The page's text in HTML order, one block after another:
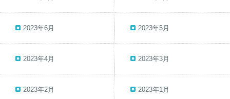
2023年6月 2023年5月
2023年4月 2023年3月
2023年2月 2023年1月